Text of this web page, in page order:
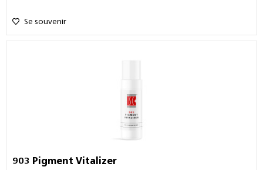
Se souvenir
903 Pigment Vitalizer